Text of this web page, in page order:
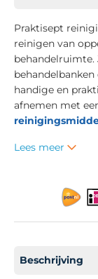
Praktisept
reinigen van
handige en
afnemen met
Lees meer
Beschrijving